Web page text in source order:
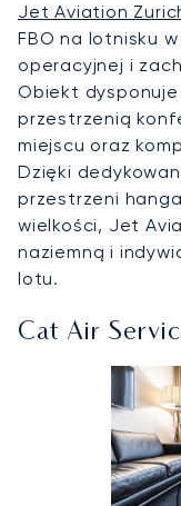
Jet Aviation
FBO na lotnisku
operacyjnej i
Obiekt
przestrzenią
miejscu oraz
Dzięki
przestrzeni
wielkości, Jet
naziemną i
lotu.
Cat Air